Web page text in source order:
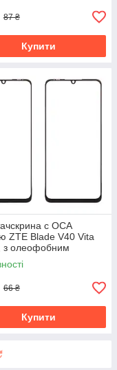
87 ₴
Купити
c OCA
ZTE Blade V40 Vita
з олеофобним
загартоване
66 ₴
Купити